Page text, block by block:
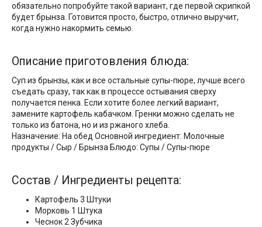
обязательно попробуйте такой вариант, где первой скрипкой
будет брынза. Готовится просто, быстро, отлично выручит,
когда нужно накормить семью.
Описание приготовления блюда:
Суп из брынзы, как и все остальные супы-пюре, лучше всего
съедать сразу, так как в процессе остывания сверху
получается пенка. Если хотите более легкий вариант,
замените картофель кабачком. Гренки можно сделать не
только из батона, но и из ржаного хлеба.
Назначение: На обед Основной ингредиент: Молочные
продукты / Сыр / Брынза Блюдо: Супы / Супы-пюре
Состав / Ингредиенты рецепта:
Картофель 3 Штуки
Морковь 1 Штука
Чеснок 2 Зубчика